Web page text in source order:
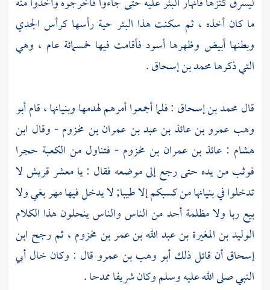
ما كان أخذه ، ثم سكنت هذا البئر حية رأسها كرأس الجدي
وبطنها أبيض وظهرها أسود فأقامت فيها خمسمائة عام ، وهي
التي ذكرهامحمد بن إسحاق.
قالمحمد بن إسحاق : فلما أجمعوا أمرهم لهدمها وبنيانها ، قامأبو
وهب عمرو بن عائذ بن عبد بن عمران بن مخزوم- وقال ابن
هشام :عائذ بن عمران بن مخزوم - فتناول من الكعبة حجرا
فوثب من يده حتى رجع إلى موضعه فقال : يا معشرقريشلا
تدخلوا في بنيانها من كسبكم إلا طيبا; لا يدخل فيها مهر بغي ولا
بيع ربا ولا مظلمة أحد من الناس والناس ينحلون هذا الكلام
الوليد بن المغيرةبن عبد الله بن عمر بن مخزوم ،ثم رجح ابن
إسحاقأن قائل ذلكأبو وهب بن عمروقال : وكان خال أبي
النبي صلى الله عليه وسلم وكان شريفا ممدحا .